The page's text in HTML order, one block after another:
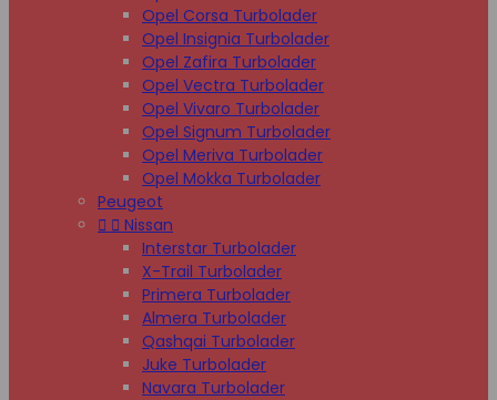
Opel Corsa Turbolader
Opel Insignia Turbolader
Opel Zafira Turbolader
Opel Vectra Turbolader
Opel Vivaro Turbolader
Opel Signum Turbolader
Opel Meriva Turbolader
Opel Mokka Turbolader
Peugeot
  Nissan
Interstar Turbolader
X-Trail Turbolader
Primera Turbolader
Almera Turbolader
Qashqai Turbolader
Juke Turbolader
Navara Turbolader